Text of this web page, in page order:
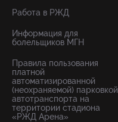
Работа в РЖД
Информация для
болельщиков МГН
Правила пользования
платной
автоматизированной
(неохраняемой) парковкой
автотранспорта на
территории стадиона
«РЖД Арена»